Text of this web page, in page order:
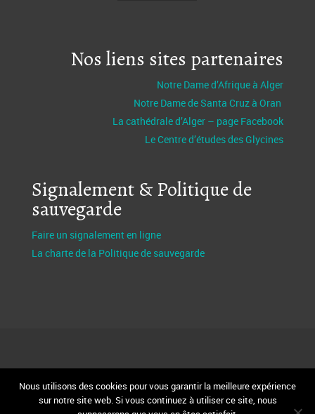
Nos liens sites partenaires
Notre Dame d’Afrique à Alger
Notre Dame de Santa Cruz à Oran
La cathédrale d’Alger – page Facebook
Le Centre d’études des Glycines
Signalement & Politique de
sauvegarde
Faire un signalement en ligne
La charte de la Politique de sauvegarde
Design et réalisation Fabio BertagninFBServices.fr
WebmasterMoïseKouman
Nous utilisons des cookies pour vous garantir la meilleure expérience
sur notre site web. Si vous continuez à utiliser ce site, nous